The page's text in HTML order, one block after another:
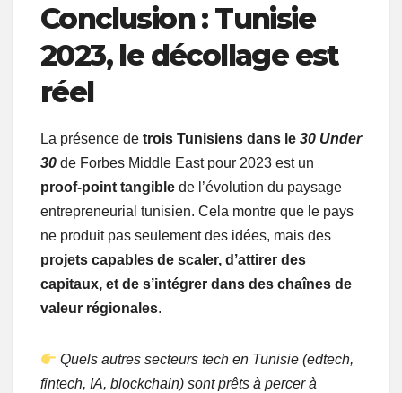
Conclusion : Tunisie
2023, le décollage est
réel
La présence de trois Tunisiens dans le 30 Under
30 de Forbes Middle East pour 2023 est un
proof‑point tangible de l’évolution du paysage
entrepreneurial tunisien. Cela montre que le pays
ne produit pas seulement des idées, mais des
projets capables de scaler, d’attirer des
capitaux, et de s’intégrer dans des chaînes de
valeur régionales.
Quels autres secteurs tech en Tunisie (edtech,
fintech, IA, blockchain) sont prêts à percer à